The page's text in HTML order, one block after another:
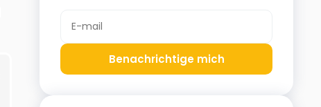
Benachrichtige mich